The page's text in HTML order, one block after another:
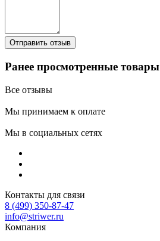
Ранее просмотренные товары
Все отзывы
Мы принимаем к оплате
Мы в социальных сетях
Контакты для связи
8 (499) 350-87-47
info@striwer.ru
Компания